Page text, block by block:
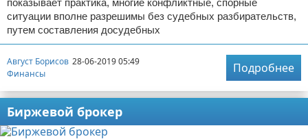
показывает практика, многие конфликтные, спорные
ситуации вполне разрешимы без судебных разбирательств,
путем составления досудебных
Август Борисов 28-06-2019 05:49
Финансы
Подробнее
Биржевой брокер